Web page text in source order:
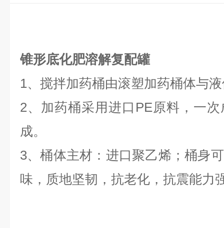
锥形底化肥溶解复配罐
1、搅拌加药桶由滚塑加药桶体与
2、加药桶采用进口PE原料，一
成。
3、桶体主材：进口聚乙烯；桶身
味，质地坚韧，抗老化，抗震能力